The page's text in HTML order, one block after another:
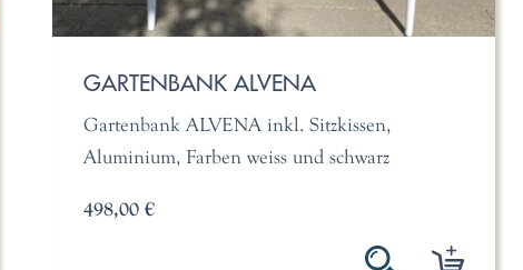
GARTENBANK ALVENA
Gartenbank ALVENA inkl. Sitzkissen,
Aluminium, Farben weiss und schwarz
498,00 €